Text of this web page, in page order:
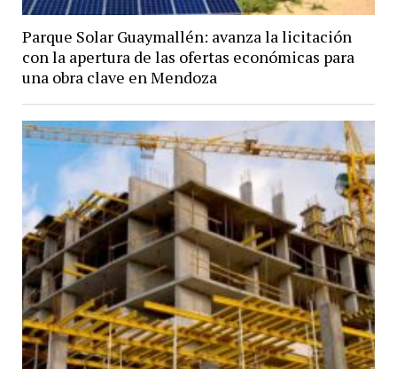
Parque Solar Guaymallén: avanza la licitación
con la apertura de las ofertas económicas para
una obra clave en Mendoza